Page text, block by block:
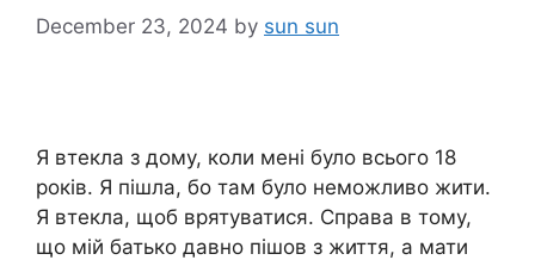
December 23, 2024 by sun sun
Я втекла з дому, коли мені було всього 18
років. Я пішла, бо там було неможливо жити.
Я втекла, щоб врятуватися. Справа в тому,
що мій батько давно пішов з життя, а мати